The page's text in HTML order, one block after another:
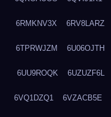
6RMKNV3X 6RV8LARZ
6TPRWJZM 6U06OJTH
6UU9ROQK 6UZUZF6L
6VQ1DZQ1 6VZACB5E